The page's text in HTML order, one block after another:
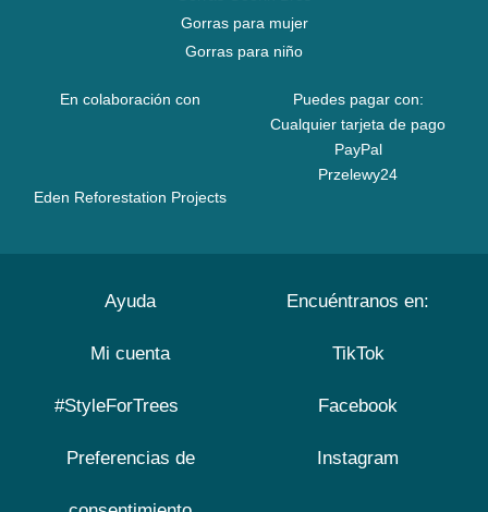
Gorras para mujer
Gorras para niño
En colaboración con
Eden Reforestation Projects
Puedes pagar con:
Cualquier tarjeta de pago
PayPal
Przelewy24
Ayuda
Mi cuenta
#StyleForTrees
Preferencias de
Encuéntranos en:
TikTok
Facebook
Instagram